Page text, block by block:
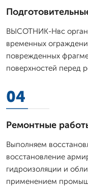
ВЫСОТНИК-Нвс
временных
поврежденных
поверхностей перед
04
Ремонтные
Выполняем
восстановление
гидроизоляции и
применением